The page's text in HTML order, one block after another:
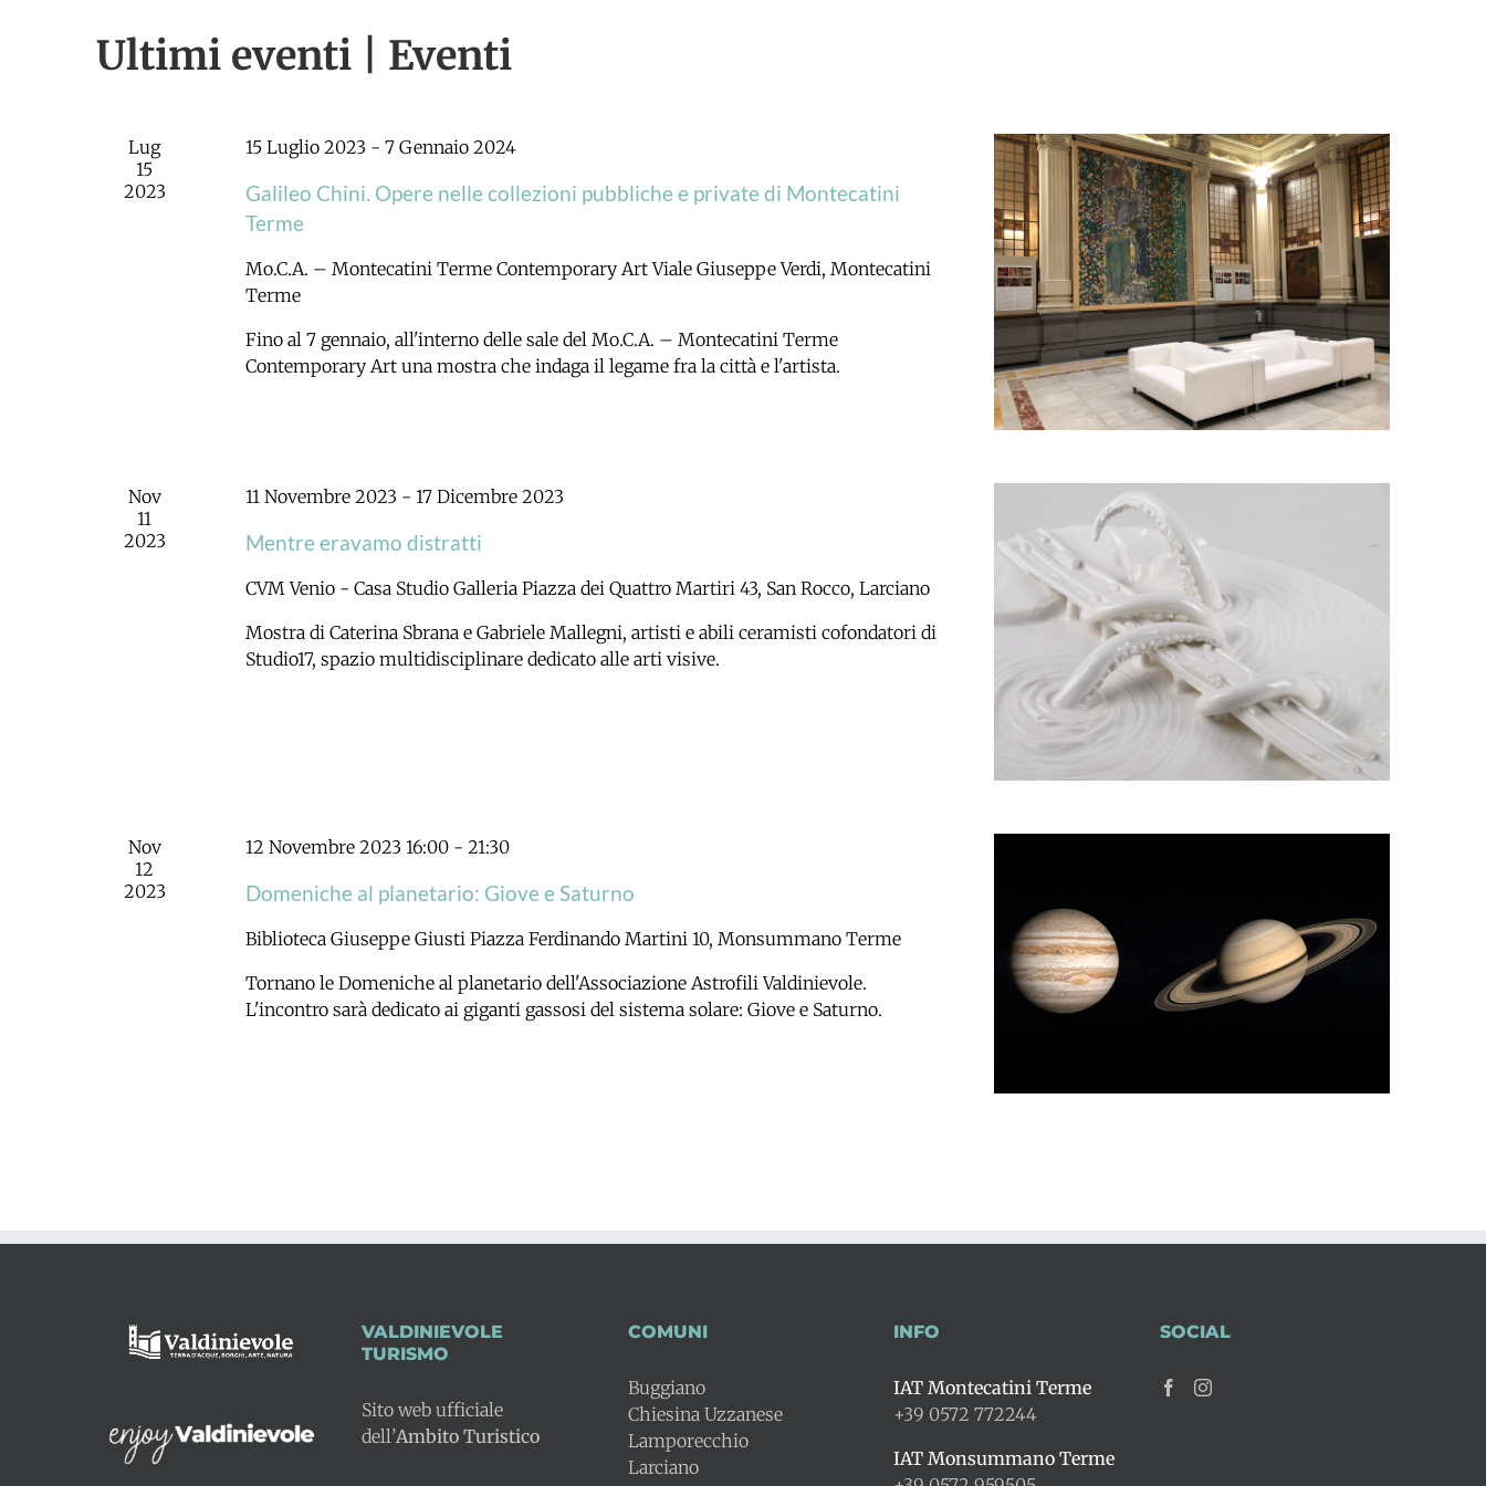
Ultimi eventi | Eventi
Lug
15
2023
15 Luglio 2023 -7 Gennaio 2024
Galileo Chini. Opere nelle collezioni pubbliche e private di Montecatini
Terme
Mo.C.A. – Montecatini Terme Contemporary ArtViale Giuseppe Verdi, Montecatini
Terme
Fino al 7 gennaio, all'interno delle sale del Mo.C.A. – Montecatini Terme
Contemporary Art una mostra che indaga il legame fra la città e l'artista.
Nov
11
2023
11 Novembre 2023 -17 Dicembre 2023
Mentre eravamo distratti
CVM Venio - Casa Studio GalleriaPiazza dei Quattro Martiri 43, San Rocco, Larciano
Mostra di Caterina Sbrana e Gabriele Mallegni, artisti e abili ceramisti cofondatori di
Studio17, spazio multidisciplinare dedicato alle arti visive.
Nov
12
2023
12 Novembre 2023 16:00 -21:30
Domeniche al planetario: Giove e Saturno
Biblioteca Giuseppe GiustiPiazza Ferdinando Martini 10, Monsummano Terme
Tornano le Domeniche al planetario dell'Associazione Astrofili Valdinievole.
L'incontro sarà dedicato ai giganti gassosi del sistema solare: Giove e Saturno.
VALDINIEVOLE
TURISMO
Sito web ufficiale
dell’Ambito Turistico
COMUNI
Buggiano
Chiesina Uzzanese
Lamporecchio
Larciano
INFO
IAT Montecatini Terme
+39 0572 772244
IAT Monsummano Terme
SOCIAL